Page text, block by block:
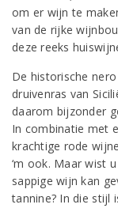
om er wijn te
van de rijke
deze reeks
De historische
druivenras van
daarom bijzonder
In combinatie met
krachtige rode
‘m ook. Maar wist
sappige wijn kan
tannine? In die stijl